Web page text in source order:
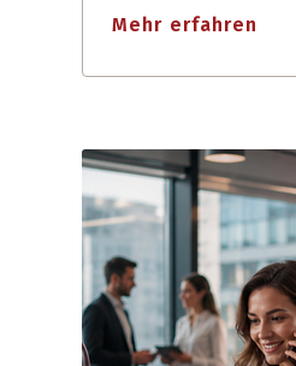
Mehr erfahren